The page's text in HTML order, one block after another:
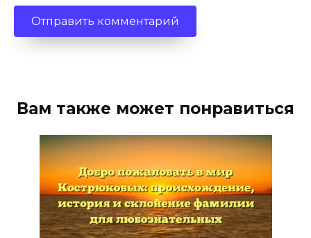
Вам также может понравиться